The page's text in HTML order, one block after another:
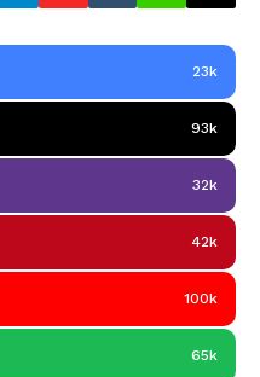
23k
93k
32k
42k
100k
65k